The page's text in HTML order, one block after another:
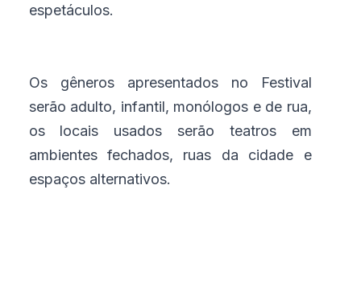
espetáculos.
Os gêneros apresentados no Festival
serão adulto, infantil, monólogos e de rua,
os locais usados serão teatros em
ambientes fechados, ruas da cidade e
espaços alternativos.